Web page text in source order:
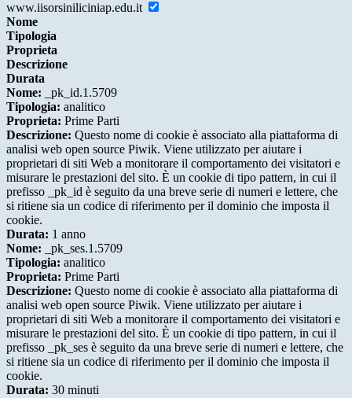
www.iisorsiniliciniap.edu.it
Nome
Tipologia
Proprieta
Descrizione
Durata
Nome: _pk_id.1.5709
Tipologia: analitico
Proprieta: Prime Parti
Descrizione: Questo nome di cookie è associato alla piattaforma di
analisi web open source Piwik. Viene utilizzato per aiutare i
proprietari di siti Web a monitorare il comportamento dei visitatori e
misurare le prestazioni del sito. È un cookie di tipo pattern, in cui il
prefisso _pk_id è seguito da una breve serie di numeri e lettere, che
si ritiene sia un codice di riferimento per il dominio che imposta il
cookie.
Durata: 1 anno
Nome: _pk_ses.1.5709
Tipologia: analitico
Proprieta: Prime Parti
Descrizione: Questo nome di cookie è associato alla piattaforma di
analisi web open source Piwik. Viene utilizzato per aiutare i
proprietari di siti Web a monitorare il comportamento dei visitatori e
misurare le prestazioni del sito. È un cookie di tipo pattern, in cui il
prefisso _pk_ses è seguito da una breve serie di numeri e lettere, che
si ritiene sia un codice di riferimento per il dominio che imposta il
cookie.
Durata: 30 minuti